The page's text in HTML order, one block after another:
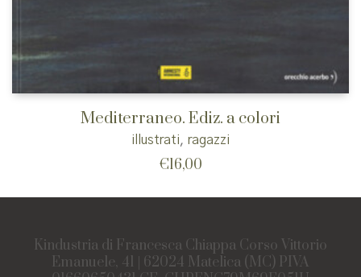
Mediterraneo. Ediz. a colori
illustrati, ragazzi
€16,00
Kindustria di Francesca Chiappa Corso Vittorio
Emanuele, 41 | 62024 Matelica (MC) PIVA